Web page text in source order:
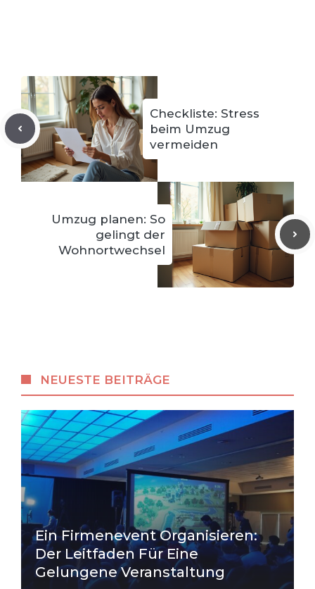
Checkliste: Stress
beim Umzug
vermeiden
Umzug planen: So
gelingt der
Wohnortwechsel
NEUESTE BEITRÄGE
Ein Firmenevent Organisieren:
Der Leitfaden Für Eine
Gelungene Veranstaltung